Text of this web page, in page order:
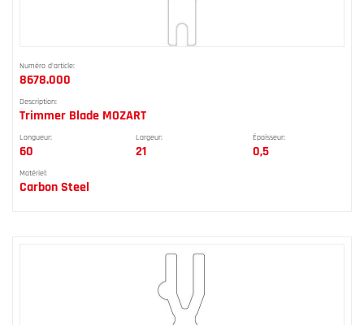
Numéro d'article:
8678.000
Description:
Trimmer Blade MOZART
Longueur:
60
Largeur:
21
Épaisseur:
0,5
Matériel:
Carbon Steel